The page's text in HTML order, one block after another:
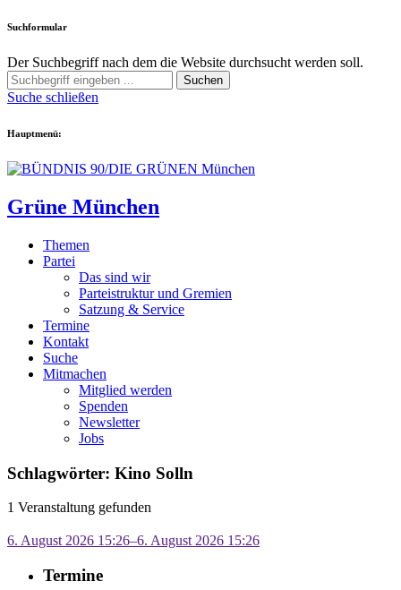
Suchformular
Der Suchbegriff nach dem die Website durchsucht werden soll.
Suchen
Suche schließen
Hauptmenü:
Grüne München
Themen
Partei
Das sind wir
Parteistruktur und Gremien
Satzung & Service
Termine
Kontakt
Suche
Mitmachen
Mitglied werden
Spenden
Newsletter
Jobs
Schlagwörter: Kino Solln
1 Veranstaltung gefunden
6. August 2026 15:26–6. August 2026 15:26
Termine